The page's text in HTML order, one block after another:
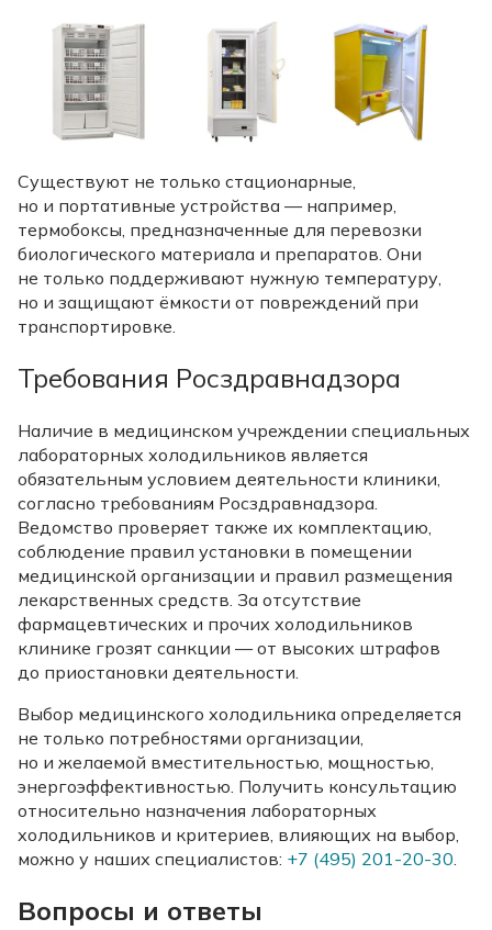
Существуют не только стационарные,
но и портативные устройства — например,
термобоксы, предназначенные для перевозки
биологического материала и препаратов. Они
не только поддерживают нужную температуру,
но и защищают ёмкости от повреждений при
транспортировке.
Требования Росздравнадзора
Наличие в медицинском учреждении специальных
лабораторных холодильников является
обязательным условием деятельности клиники,
согласно требованиям Росздравнадзора.
Ведомство проверяет также их комплектацию,
соблюдение правил установки в помещении
медицинской организации и правил размещения
лекарственных средств. За отсутствие
фармацевтических и прочих холодильников
клинике грозят санкции — от высоких штрафов
до приостановки деятельности.
Выбор медицинского холодильника определяется
не только потребностями организации,
но и желаемой вместительностью, мощностью,
энергоэффективностью. Получить консультацию
относительно назначения лабораторных
холодильников и критериев, влияющих на выбор,
можно у наших специалистов: +7 (495) 201-20-30.
Вопросы и ответы